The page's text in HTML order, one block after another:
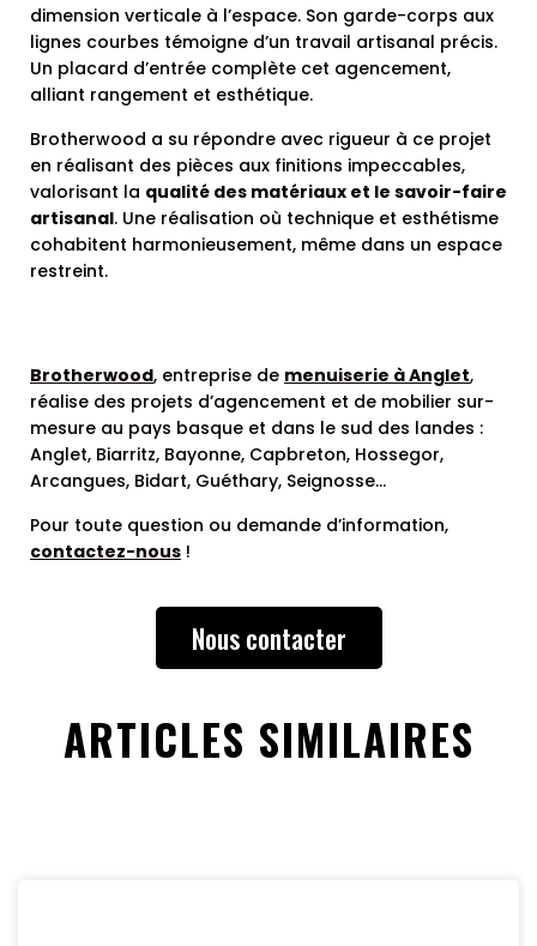
dimension verticale à l’espace. Son garde-corps aux
lignes courbes témoigne d’un travail artisanal précis.
Un placard d’entrée complète cet agencement,
alliant rangement et esthétique.
Brotherwood a su répondre avec rigueur à ce projet
en réalisant des pièces aux finitions impeccables,
valorisant la qualité des matériaux et le savoir-faire
artisanal. Une réalisation où technique et esthétisme
cohabitent harmonieusement, même dans un espace
restreint.
Brotherwood, entreprise de menuiserie à Anglet,
réalise des projets d’agencement et de mobilier sur-
mesure au pays basque et dans le sud des landes :
Anglet, Biarritz, Bayonne, Capbreton, Hossegor,
Arcangues, Bidart, Guéthary, Seignosse…
Pour toute question ou demande d’information,
contactez-nous !
Nous contacter
ARTICLES SIMILAIRES